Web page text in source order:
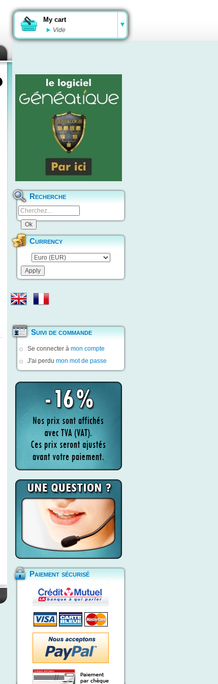
My cart
Vide
Recherche
Currency
Suivi de commande
Se connecter à mon compte
J'ai perdu mon mot de passe
Paiement sécurisé